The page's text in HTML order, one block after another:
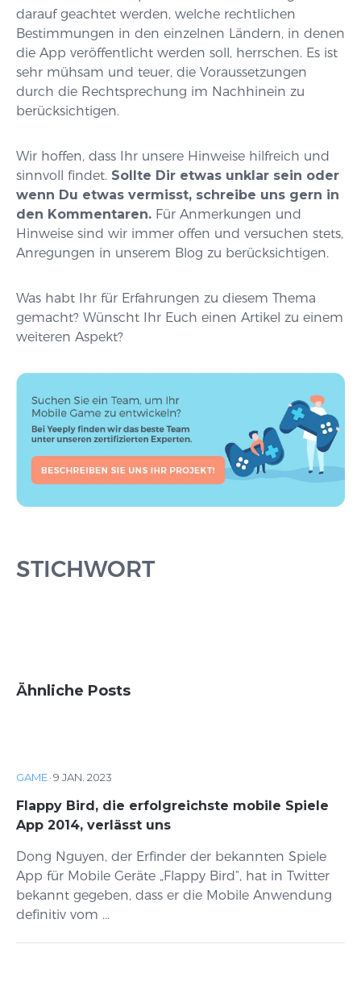
darauf geachtet werden, welche rechtlichen
Bestimmungen in den einzelnen Ländern, in denen
die App veröffentlicht werden soll, herrschen. Es ist
sehr mühsam und teuer, die Voraussetzungen
durch die Rechtsprechung im Nachhinein zu
berücksichtigen.
Wir hoffen, dass Ihr unsere Hinweise hilfreich und
sinnvoll findet. Sollte Dir etwas unklar sein oder
wenn Du etwas vermisst, schreibe uns gern in
den Kommentaren. Für Anmerkungen und
Hinweise sind wir immer offen und versuchen stets,
Anregungen in unserem Blog zu berücksichtigen.
Was habt Ihr für Erfahrungen zu diesem Thema
gemacht? Wünscht Ihr Euch einen Artikel zu einem
weiteren Aspekt?
STICHWORT
Ähnliche Posts
GAME·9 JAN. 2023
Flappy Bird, die erfolgreichste mobile Spiele
App 2014, verlässt uns
Dong Nguyen, der Erfinder der bekannten Spiele
App für Mobile Geräte „Flappy Bird“, hat in Twitter
bekannt gegeben, dass er die Mobile Anwendung
definitiv vom ...